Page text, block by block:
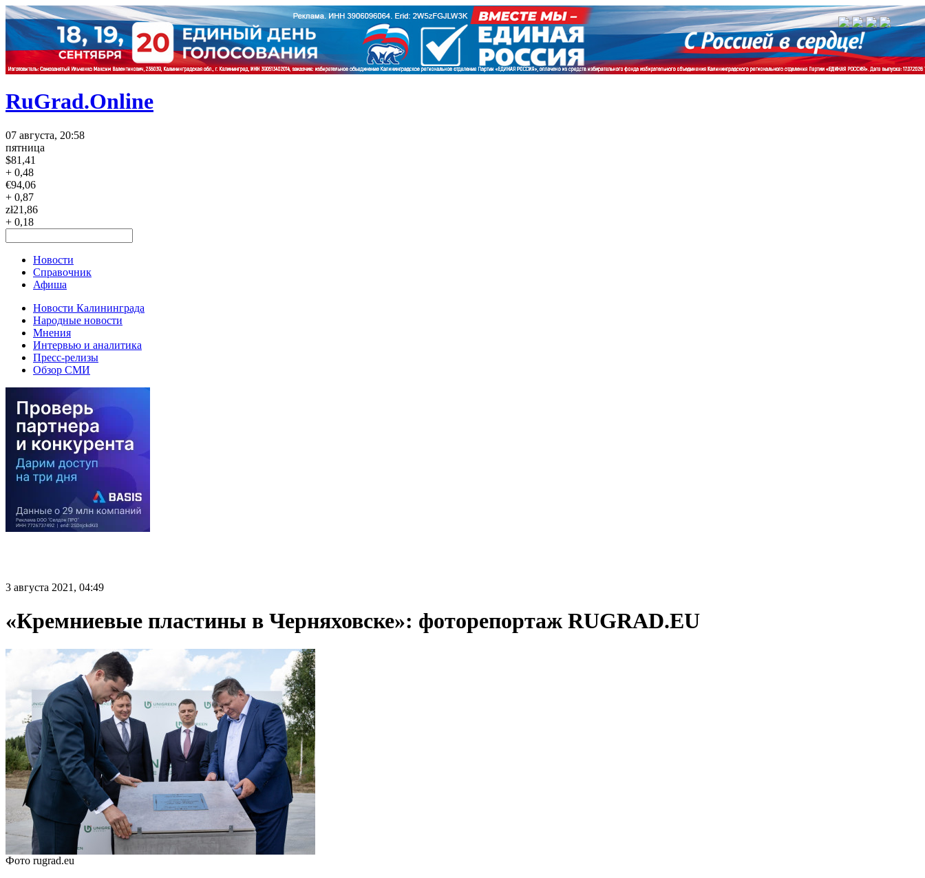
RuGrad.Online
07 августа, 20:58
пятница
$81,41
+ 0,48
€94,06
+ 0,87
zł21,86
+ 0,18
Новости
Справочник
Афиша
Новости Калининграда
Народные новости
Мнения
Интервью и аналитика
Пресс-релизы
Обзор СМИ
3 августа 2021, 04:49
«Кремниевые пластины в Черняховске»: фоторепортаж RUGRAD.EU
Фото rugrad.eu